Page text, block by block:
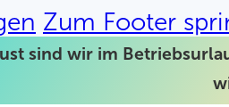
Zum Footer
sind wir im